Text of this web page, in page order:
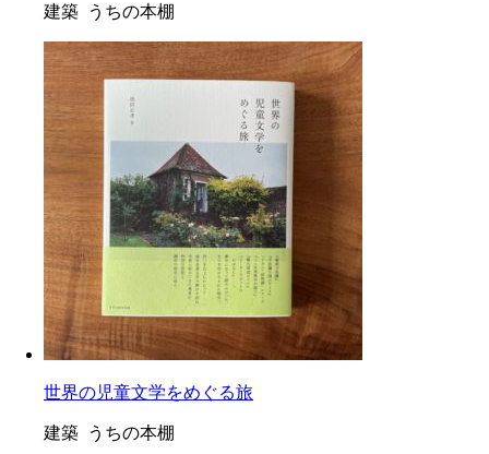
建築 うちの本棚
世界の児童文学をめぐる旅
建築 うちの本棚